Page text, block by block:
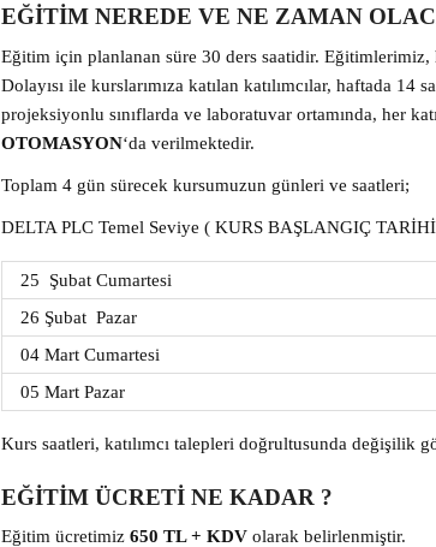
EĞİTİM NEREDE VE NE ZAMAN
Eğitim için planlanan süre 30 ders saatidir.
Dolayısı ile kurslarımıza katılan katılımcılar, haftada
projeksiyonlu sınıflarda ve laboratuvar ortamında, her
OTOMASYON‘da verilmektedir.
Toplam 4 gün sürecek kursumuzun günleri ve saatleri;
DELTA PLC Temel Seviye ( KURS BAŞLANGIÇ
25 Şubat Cumartesi
26 Şubat Pazar
04 Mart Cumartesi
05 Mart Pazar
Kurs saatleri, katılımcı talepleri doğrultusunda değişilik
EĞİTİM ÜCRETİ NE KADAR ?
Eğitim ücretimiz 650 TL + KDVolarak belirlenmiştir.